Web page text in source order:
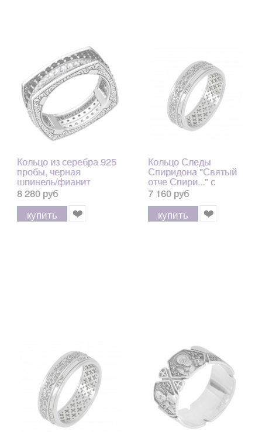
Кольцо из серебра 925
пробы, черная
шпинель/фианит
8 280 руб
купить
Кольцо Следы
Спиридона "Святый
отче Спири..." с
фианитами из
серебра 925 пробы с
позолотой 999, 7 мм
7 160 руб
купить